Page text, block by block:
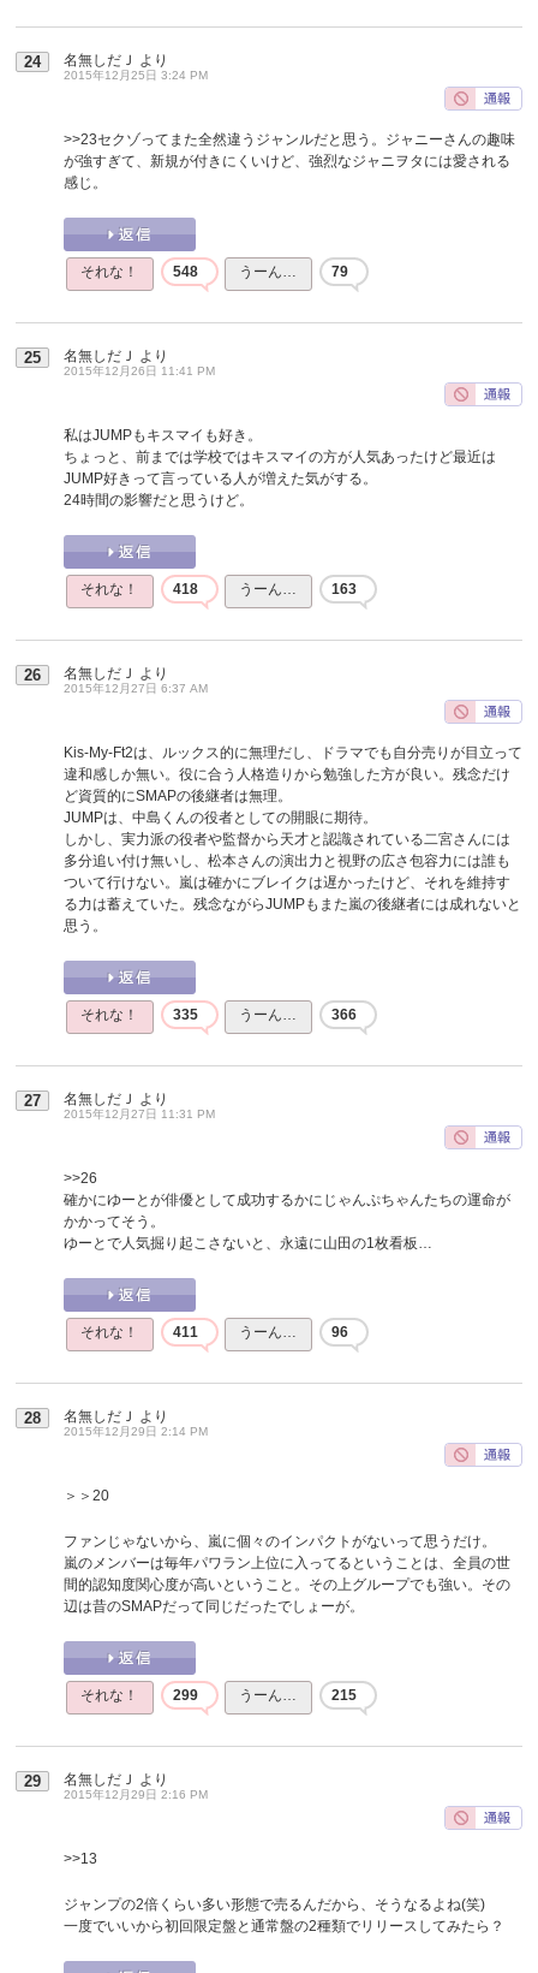
24 名無しだＪ より
2015年12月25日 3:24 PM
>>23セクゾってまた全然違うジャンルだと思う。ジャニーさんの趣味
が強すぎて、新規が付きにくいけど、強烈なジャニヲタには愛される
感じ。
それな！ 548 うーん… 79
25 名無しだＪ より
2015年12月26日 11:41 PM
私はJUMPもキスマイも好き。
ちょっと、前までは学校ではキスマイの方が人気あったけど最近は
JUMP好きって言っている人が増えた気がする。
24時間の影響だと思うけど。
それな！ 418 うーん… 163
26 名無しだＪ より
2015年12月27日 6:37 AM
Kis-My-Ft2は、ルックス的に無理だし、ドラマでも自分売りが目立って
違和感しか無い。役に合う人格造りから勉強した方が良い。残念だけ
ど資質的にSMAPの後継者は無理。
JUMPは、中島くんの役者としての開眼に期待。
しかし、実力派の役者や監督から天才と認識されている二宮さんには
多分追い付け無いし、松本さんの演出力と視野の広さ包容力には誰も
ついて行けない。嵐は確かにブレイクは遅かったけど、それを維持す
る力は蓄えていた。残念ながらJUMPもまた嵐の後継者には成れないと
思う。
それな！ 335 うーん… 366
27 名無しだＪ より
2015年12月27日 11:31 PM
>>26
確かにゆーとが俳優として成功するかにじゃんぷちゃんたちの運命が
かかってそう。
ゆーとで人気掘り起こさないと、永遠に山田の1枚看板…
それな！ 411 うーん… 96
28 名無しだＪ より
2015年12月29日 2:14 PM
＞＞20
ファンじゃないから、嵐に個々のインパクトがないって思うだけ。
嵐のメンバーは毎年パワラン上位に入ってるということは、全員の世
間的認知度関心度が高いということ。その上グループでも強い。その
辺は昔のSMAPだって同じだったでしょーが。
それな！ 299 うーん… 215
29 名無しだＪ より
2015年12月29日 2:16 PM
>>13
ジャンプの2倍くらい多い形態で売るんだから、そうなるよね(笑)
一度でいいから初回限定盤と通常盤の2種類でリリースしてみたら？